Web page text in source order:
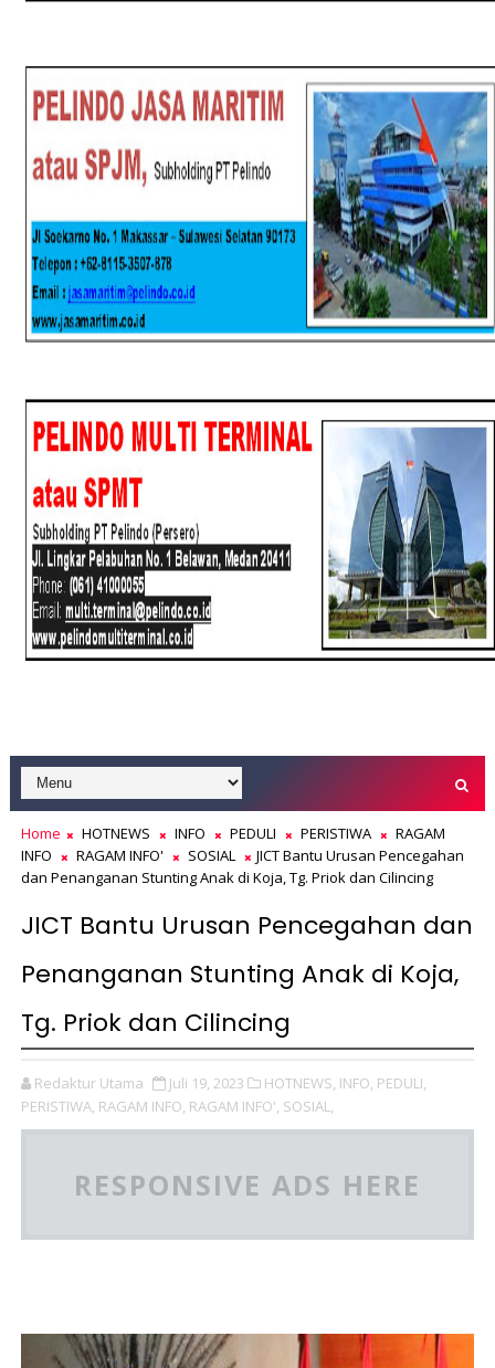
Home HOTNEWS INFO PEDULI PERISTIWA
RAGAM
INFO
RAGAM INFO' SOSIAL
JICT Bantu Urusan Pencegahan
dan Penanganan Stunting Anak di Koja, Tg. Priok dan Cilincing
JICT Bantu Urusan Pencegahan dan
Penanganan Stunting Anak di Koja,
Tg. Priok dan Cilincing
Redaktur Utama Juli 19, 2023 HOTNEWS, INFO, PEDULI,
PERISTIWA, RAGAM INFO, RAGAM INFO', SOSIAL,
RESPONSIVE ADS HERE